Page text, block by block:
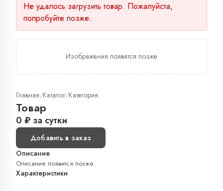
Не удалось загрузить товар. Пожалуйста,
попробуйте позже.
Изображения появятся позже
Главная/Каталог/Категория
Товар
0 ₽ за сутки
Добавить в заказ
Описание
Описание появится позже.
Характеристики